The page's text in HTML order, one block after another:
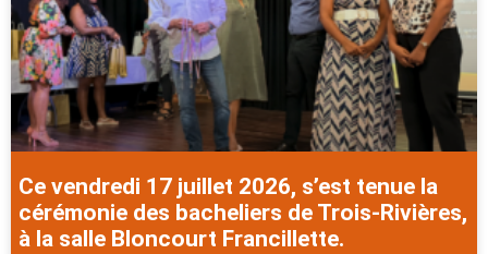
Ce vendredi 17 juillet 2026, s’est tenue la
cérémonie des bacheliers de Trois-Rivières,
à la salle Bloncourt Francillette.